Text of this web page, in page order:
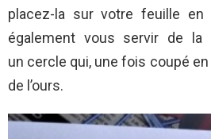
placez-la sur votre feuille en
également vous servir de la
un cercle qui, une fois coupé
de l’ours.